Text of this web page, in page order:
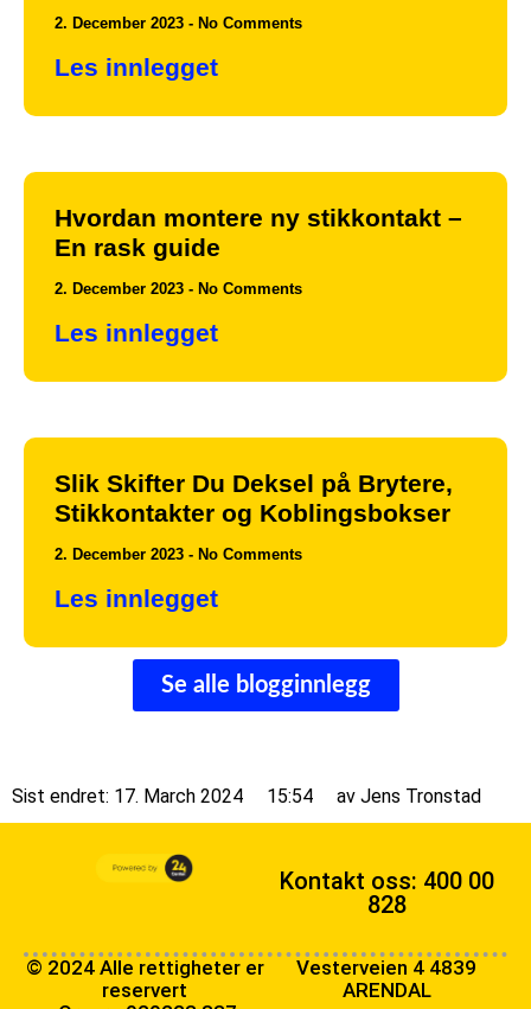
2. December 2023 No Comments
Les innlegget
Hvordan montere ny stikkontakt –
En rask guide
2. December 2023 No Comments
Les innlegget
Slik Skifter Du Deksel på Brytere,
Stikkontakter og Koblingsbokser
2. December 2023 No Comments
Les innlegget
Se alle blogginnlegg
Sist endret: 17. March 2024 15:54 av Jens Tronstad
Kontakt oss: 400 00
828
© 2024 Alle rettigheter er
reservert
Vesterveien 4 4839
ARENDAL